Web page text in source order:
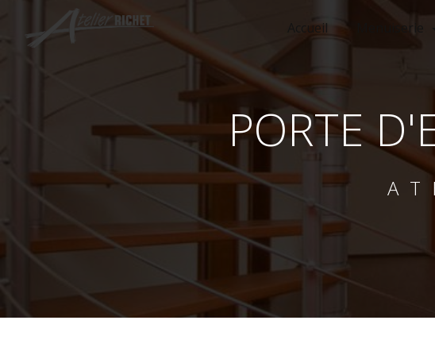
Accueil Menuiserie
PORTE
Panneau de gestion des cookies